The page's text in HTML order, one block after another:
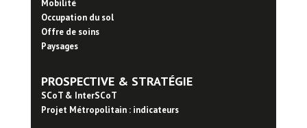
Mobilité
Occupation du sol
Offre de soins
Paysages
PROSPECTIVE & STRATÉGIE
SCoT & InterSCoT
Projet Métropolitain : indicateurs